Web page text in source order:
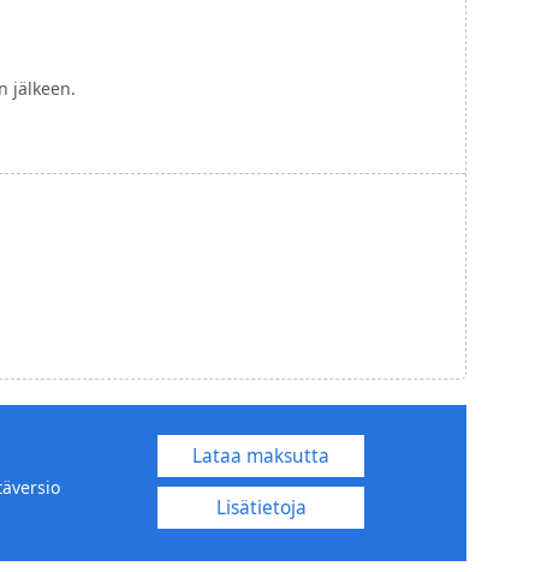
jälkeen.
Lataa maksutta
Lisätietoja